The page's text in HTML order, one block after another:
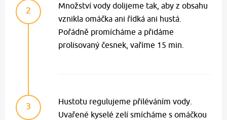
2
Množství vody dolijeme tak, aby z obsahu
vznikla omáčka ani řídká ani hustá.
Pořádně promícháme a přidáme
prolisovaný česnek, vaříme 15 min.
3
Hustotu regulujeme přiléváním vody.
Uvařené kyselé zelí smícháme s omáčkou